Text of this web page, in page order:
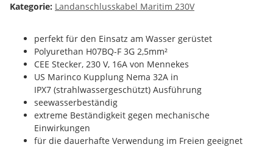
Kategorie: Landanschlusskabel Maritim 230V
perfekt für den Einsatz am Wasser gerüstet
Polyurethan H07BQ-F 3G 2,5mm²
CEE Stecker, 230 V, 16A von Mennekes
US Marinco Kupplung Nema 32A in
IPX7 (strahlwassergeschützt) Ausführung
seewasserbeständig
extreme Beständigkeit gegen mechanische
Einwirkungen
für die dauerhafte Verwendung im Freien geeignet